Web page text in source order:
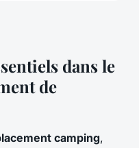
dans le
de
camping,